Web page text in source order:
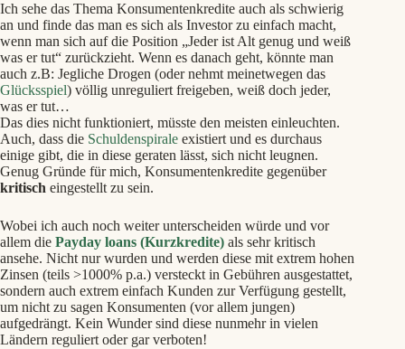
Ich sehe das Thema Konsumentenkredite auch als schwierig
an und finde das man es sich als Investor zu einfach macht,
wenn man sich auf die Position „Jeder ist Alt genug und weiß
was er tut“ zurückzieht. Wenn es danach geht, könnte man
auch z.B: Jegliche Drogen (oder nehmt meinetwegen das
Glücksspiel) völlig unreguliert freigeben, weiß doch jeder,
was er tut…
Das dies nicht funktioniert, müsste den meisten einleuchten.
Auch, dass die Schuldenspirale existiert und es durchaus
einige gibt, die in diese geraten lässt, sich nicht leugnen.
Genug Gründe für mich, Konsumentenkredite gegenüber
kritisch eingestellt zu sein.
Wobei ich auch noch weiter unterscheiden würde und vor
allem die Payday loans (Kurzkredite) als sehr kritisch
ansehe. Nicht nur wurden und werden diese mit extrem hohen
Zinsen (teils >1000% p.a.) versteckt in Gebühren ausgestattet,
sondern auch extrem einfach Kunden zur Verfügung gestellt,
um nicht zu sagen Konsumenten (vor allem jungen)
aufgedrängt. Kein Wunder sind diese nunmehr in vielen
Ländern reguliert oder gar verboten!